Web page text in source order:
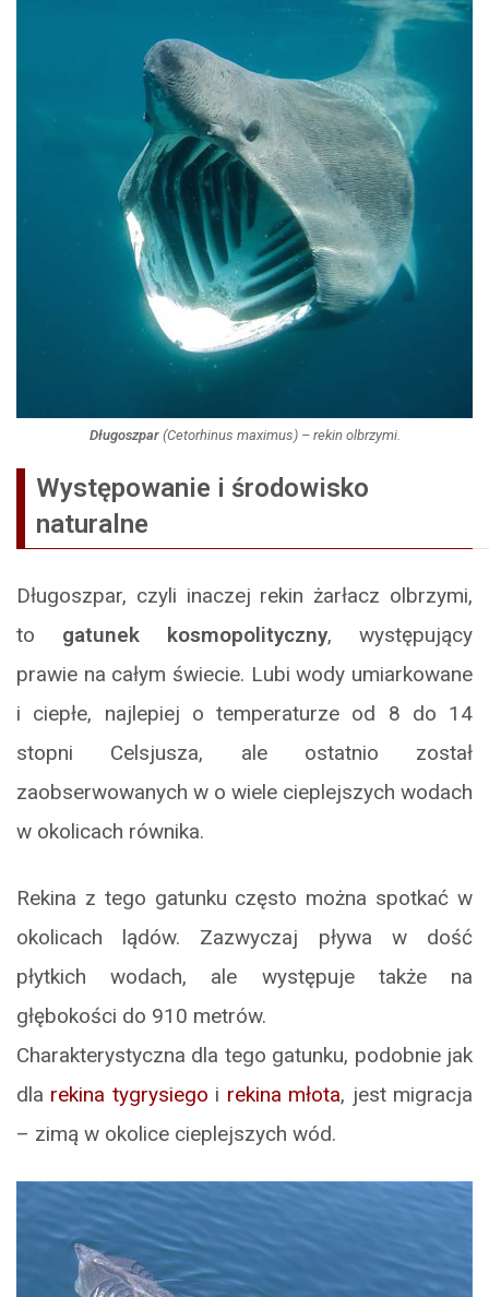
Długoszpar(Cetorhinus maximus) – rekin olbrzymi.
Występowanie i środowisko
naturalne
Długoszpar, czyli inaczej rekin żarłacz olbrzymi,
to gatunek kosmopolityczny, występujący
prawie na całym świecie. Lubi wody umiarkowane
i ciepłe, najlepiej o temperaturze od 8 do 14
stopni Celsjusza, ale ostatnio został
zaobserwowanych w o wiele cieplejszych wodach
w okolicach równika.
Rekina z tego gatunku często można spotkać w
okolicach lądów. Zazwyczaj pływa w dość
płytkich wodach, ale występuje także na
głębokości do 910 metrów.
Charakterystyczna dla tego gatunku, podobnie jak
dla rekina tygrysiego i rekina młota, jest migracja
– zimą w okolice cieplejszych wód.